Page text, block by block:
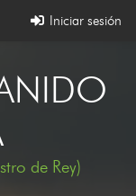
Iniciar sesión
de Rey)